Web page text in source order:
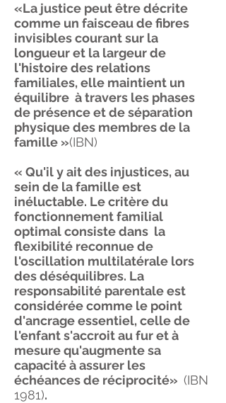
«La justice peut être décrite
comme un faisceau de fibres
invisibles courant sur la
longueur et la largeur de
l'histoire des relations
familiales, elle maintient un
équilibre à travers les phases
de présence et de séparation
physique des membres de la
famille »(IBN)
« Qu'il y ait des injustices, au
sein de la famille est
inéluctable. Le critère du
fonctionnement familial
optimal consiste dans la
flexibilité reconnue de
l'oscillation multilatérale lors
des déséquilibres. La
responsabilité parentale est
considérée comme le point
d'ancrage essentiel, celle de
l'enfant s'accroit au fur et à
mesure qu'augmente sa
capacité à assurer les
échéances de réciprocité» (IBN
1981).